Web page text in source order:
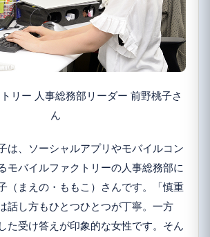
リー 人事総務部リーダー 前野桃子さ
ん
は、ソーシャルアプリやモバイルコン
モバイルファクトリーの人事総務部に
（まえの・ももこ）さんです。「慎重
話し方もひとつひとつが丁寧。一方
た受け答えが印象的な女性です。そん